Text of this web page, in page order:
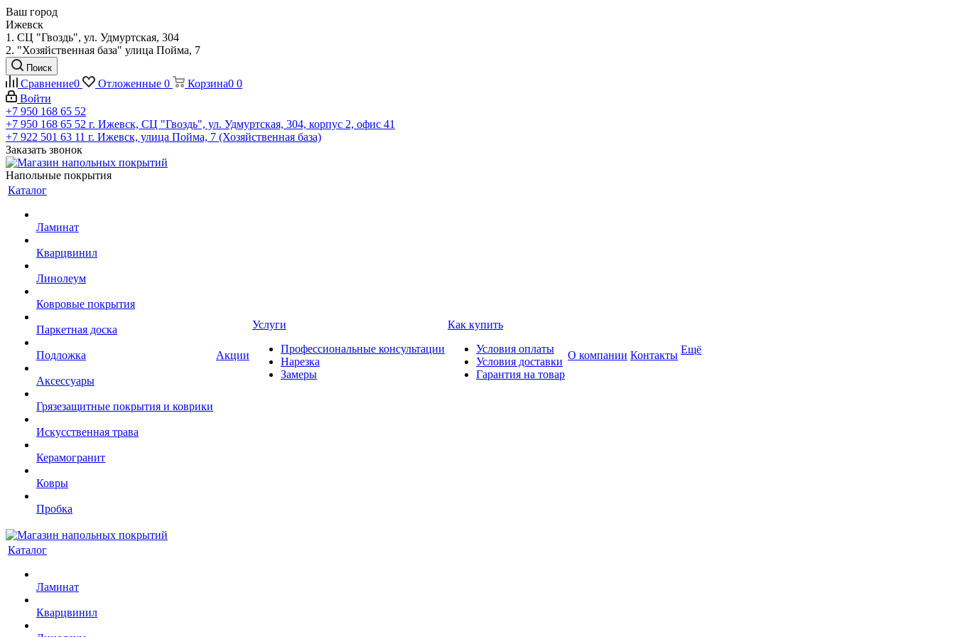
Ваш город
Ижевск
1. СЦ "Гвоздь", ул. Удмуртская, 304
2. "Хозяйственная база" улица Пойма, 7
Поиск
Сравнение0 Отложенные 0 Корзина0 0
Войти
+7 950 168 65 52
+7 950 168 65 52 г. Ижевск, СЦ "Гвоздь", ул. Удмуртская, 304, корпус 2, офис 41
+7 922 501 63 11 г. Ижевск, улица Пойма, 7 (Хозяйственная база)
Заказать звонок
Напольные покрытия
Каталог
Ламинат
Кварцвинил
Линолеум
Ковровые покрытия
Паркетная доска
Подложка
Аксессуары
Грязезащитные покрытия и коврики
Искусственная трава
Керамогранит
Ковры
Пробка
Акции
Услуги
Профессиональные консультации
Нарезка
Замеры
Как купить
Условия оплаты
Условия доставки
Гарантия на товар
О компании Контакты Ещё
Каталог
Ламинат
Кварцвинил